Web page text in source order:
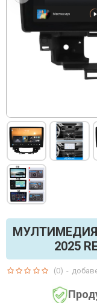
МУЛТИМЕДИЯ
2025
(0) -